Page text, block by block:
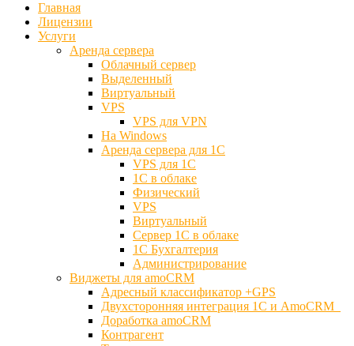
Главная
Лицензии
Услуги
Аренда сервера
Облачный сервер
Выделенный
Виртуальный
VPS
VPS для VPN
На Windows
Аренда сервера для 1С
VPS для 1С
1С в облаке
Физический
VPS
Виртуальный
Сервер 1С в облаке
1С Бухгалтерия
Администрирование
Виджеты для amoCRM
Адресный классификатор +GPS
Двухсторонняя интеграция 1С и AmoCRM
Доработка amoCRM
Контрагент